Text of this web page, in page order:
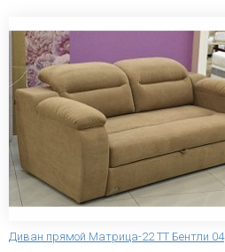
Диван прямой Матрица-22 ТТ Бентли 04